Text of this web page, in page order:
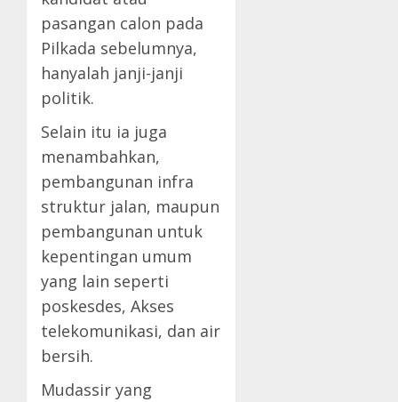
pasangan calon pada
Pilkada sebelumnya,
hanyalah janji-janji
politik.
Selain itu ia juga
menambahkan,
pembangunan infra
struktur jalan, maupun
pembangunan untuk
kepentingan umum
yang lain seperti
poskesdes, Akses
telekomunikasi, dan air
bersih.
Mudassir yang